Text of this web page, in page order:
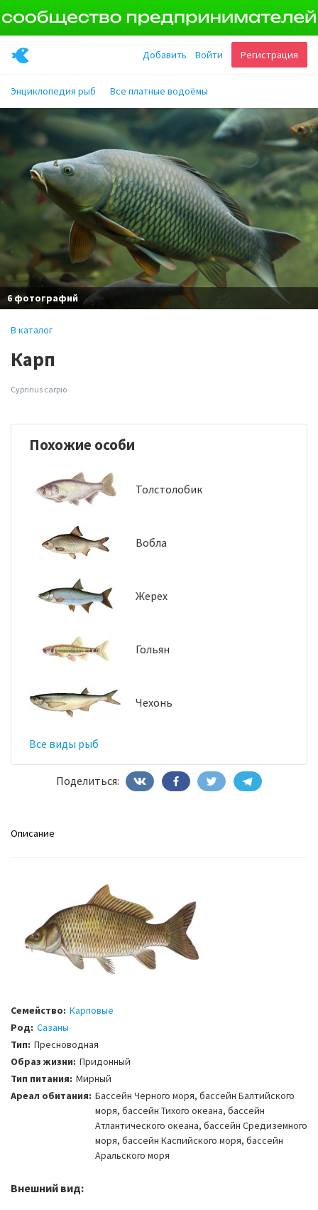
Регистрация
Войти
Добавить
Энциклопедия рыб Все платные водоёмы
6 фотографий
В каталог
Карп
Cyprinus carpio
Похожие особи
Толстолобик
Вобла
Жерех
Гольян
Чехонь
Все виды рыб
Поделиться:
Описание
Семейство: Карповые
Род: Сазаны
Тип: Пресноводная
Образ жизни: Придонный
Тип питания: Мирный
Ареал обитания: Бассейн Черного моря, бассейн Балтийского
моря, бассейн Тихого океана, бассейн
Атлантического океана, бассейн Средиземного
моря, бассейн Каспийского моря, бассейн
Аральского моря
Внешний вид: